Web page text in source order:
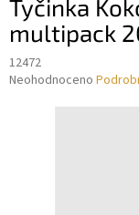
Tyčinka
multipack
12472
Průměrné
Neohodnoceno